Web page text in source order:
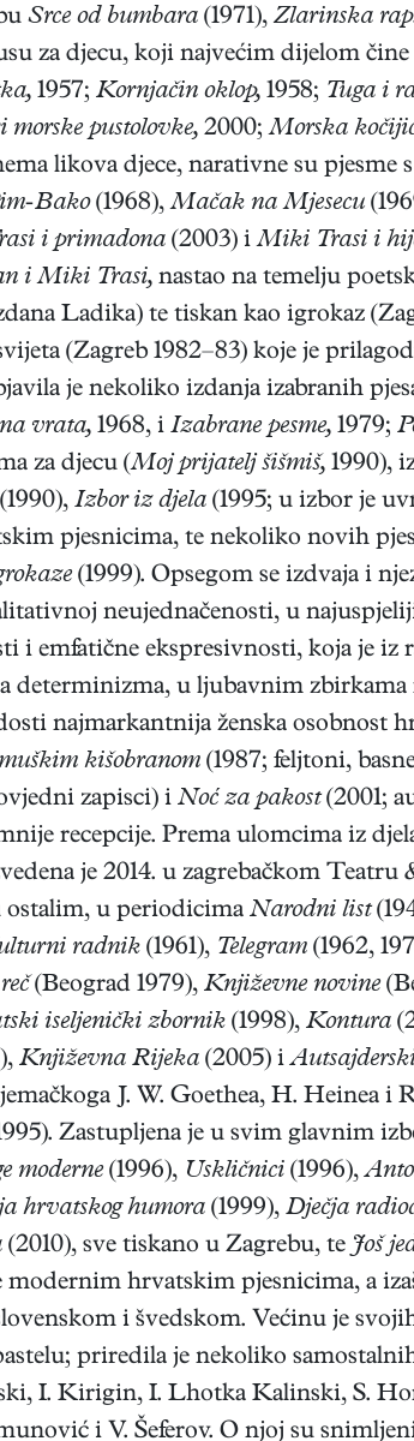
Srce od bumbara (1971),Zlarinska
za djecu, koji najvećim dijelom
1957; Kornjačin oklop, 1958; Tuga i
morske pustolovke, 2000;Morska
likova djece, narativne su
Bako(1968),Mačak na Mjesecu
i primadona (2003) iMiki Trasi i
i Miki Trasi, nastao na temelju
Ladika) te tiskan kao igrokaz
(Zagreb 1982–83) koje je
je nekoliko izdanja izabranih
vrata, 1968, i Izabrane pesme, 1979;
za djecu (Moj prijatelj šišmiš, 1990),
(1990), Izbor iz djela (1995; u izbor je
pjesnicima, te nekoliko novih
(1999). Opsegom se izdvaja i
neujednačenosti, u
i emfatične ekspresivnosti, koja je iz
determinizma, u ljubavnim
najmarkantnija ženska osobnost
kišobranom (1987; feljtoni,
zapisci) i Noć za pakost(2001;
recepcije. Prema ulomcima iz
je 2014. u zagrebačkom
ostalim, u periodicima Narodni list
radnik (1961), Telegram (1962,
(Beograd 1979), Književne novine
iseljenički zbornik (1998), Kontura
Književna Rijeka (2005) i
J. W. Goethea, H. Heinea
Zastupljena je u svim glavnim
moderne (1996), Uskličnici (1996),
hrvatskog humora (1999), Dječja
(2010), sve tiskano u Zagrebu, teJoš
hrvatskim pjesnicima, a
i švedskom. Većinu je
priredila je nekoliko
I. Kirigin, I. Lhotka Kalinski, S.
i V. Šeferov. O njoj su